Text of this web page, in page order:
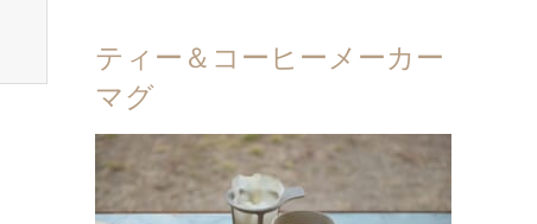
ティー＆コーヒーメーカー
マグ